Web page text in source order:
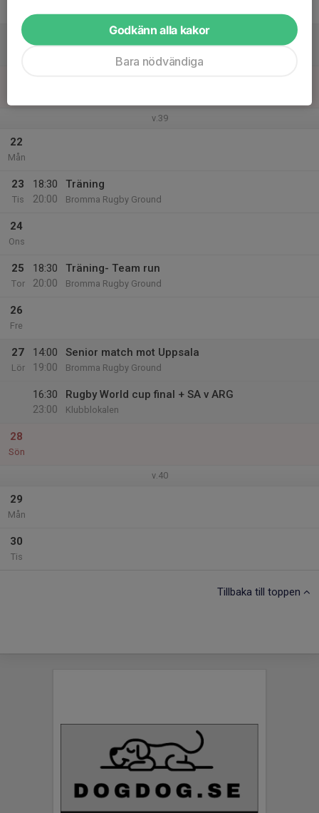
20
v.39
22
Mån
23
Tis
18:30
20:00
Träning
Bromma Rugby Ground
24
Ons
25
Tor
18:30
20:00
Träning- Team run
Bromma Rugby Ground
26
Fre
27
Lör
14:00
19:00
Senior match mot Uppsala
Bromma Rugby Ground
16:30
23:00
Rugby World cup final + SA v ARG
Klubblokalen
28
Sön
v.40
29
Mån
30
Tis
Tillbaka till toppen
Godkänn alla kakor
Bara nödvändiga